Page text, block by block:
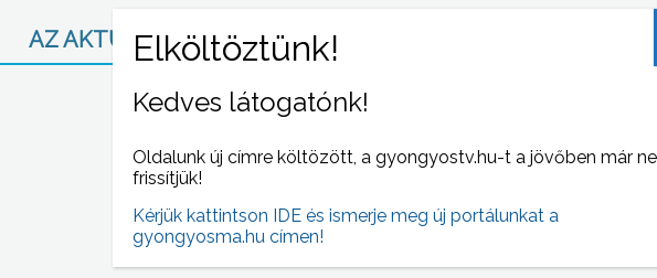
AZ AKTUÁLIS NAPI HÍREI
Kedves látogatónk!
Oldalunk új címre költözött, a gyongyostv.hu-t a jövőben már
frissítjük!
Kérjük kattintson IDE és ismerje meg új portálunkat a
gyongyosma.hu címen!